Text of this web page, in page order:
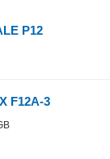
P12
F12A-3